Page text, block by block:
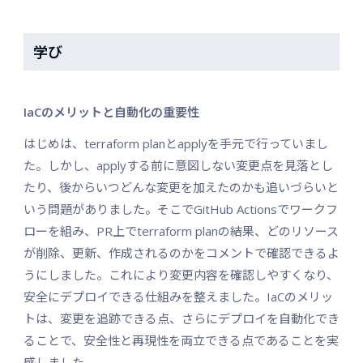
学び
IaCのメリットと自動化の重要性
はじめは、terraform planとapplyを手元で行っていまし
た。しかし、applyする前に意図しない変更点を見落とし
たり、後からいつどんな変更を加えたのかも追いづらいと
いう問題がありました。そこでGitHub Actionsでワークフ
ローを組み、PR上でterraform planの結果、どのリソース
が削除、更新、作成されるのかをコメントで確認できるよ
うにしました。これにより変更内容を確認しやすくなり、
安全にデプロイできる仕組みを整えました。IaCのメリッ
トは、変更を追跡できる点、さらにデプロイを自動化でき
ることで、安全性と再現性を両立できる点であることを実